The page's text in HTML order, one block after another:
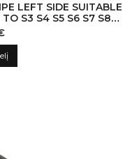
LEFT SIDE SUITABLE
S3 S4 S5 S6 S7 S8